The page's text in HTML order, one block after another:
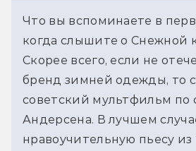
Что вы вспоминаете в
когда слышите о Снежной
Скорее всего, если не
бренд зимней одежды, то
советский мультфильм по
Андерсена. В лучшем
нравоучительную пьесу